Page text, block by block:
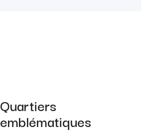
Quartiers
emblématiques